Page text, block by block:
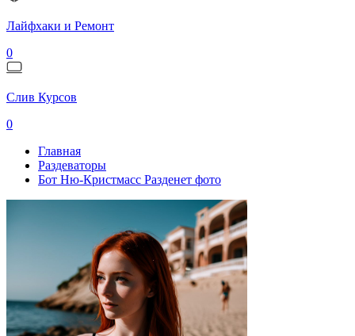
Лайфхаки и Ремонт
0
Слив Курсов
0
Главная
Раздеваторы
Бот Ню-Кристмасс Разденет фото